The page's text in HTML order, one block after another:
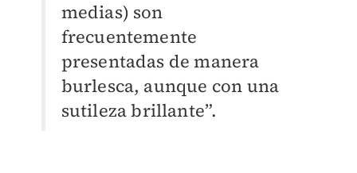
medias) son
frecuentemente
presentadas de manera
burlesca, aunque con una
sutileza brillante”.